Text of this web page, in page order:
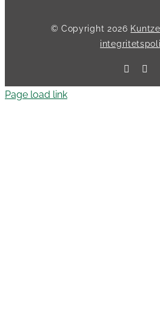
© Copyright 2026
Page load link